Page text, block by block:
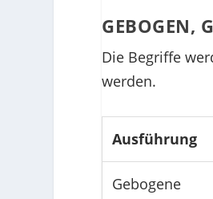
GEBOGEN,
Die Begriffe
werden.
Ausführung
Gebogene